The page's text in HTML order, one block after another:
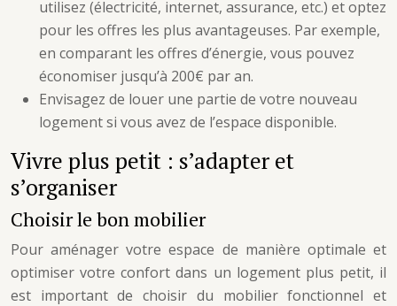
utilisez (électricité, internet, assurance, etc.) et optez
pour les offres les plus avantageuses. Par exemple,
en comparant les offres d’énergie, vous pouvez
économiser jusqu’à 200€ par an.
Envisagez de louer une partie de votre nouveau
logement si vous avez de l’espace disponible.
Vivre plus petit : s’adapter et
s’organiser
Choisir le bon mobilier
Pour aménager votre espace de manière optimale et
optimiser votre confort dans un logement plus petit, il
est important de choisir du mobilier fonctionnel et